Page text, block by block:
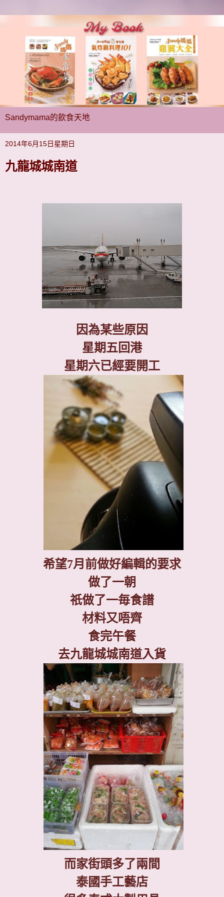
Sandymama的飲食天地
2014年6月15日星期日
九龍城城南道
因為某些原因
星期五回港
星期六已經要開工
希望7月前做好編輯的要求
做了一朝
祇做了一毎食譜
材料又唔齊
食完午餐
去九龍城城南道入貨
而家街頭多了兩間
泰國手工藝店